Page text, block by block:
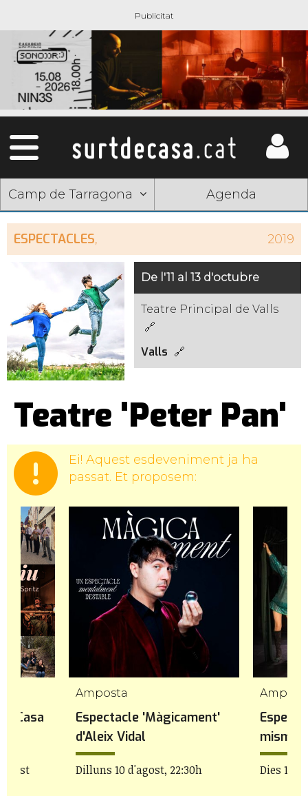
Camp de Tarragona Agenda
ESPECTACLES, 2019
De l'11 al 13 d'octubre
Teatre Principal de Valls
Valls
Teatre 'Peter Pan'
Ei! Aquest esdeveniment ja ha
passat. Et proposem:
Casa
Amposta
Espectacle 'Màgicament'
d'Aleix Vidal
Dilluns 10 d'agost, 22:30h
mismo:
Dies 11 i